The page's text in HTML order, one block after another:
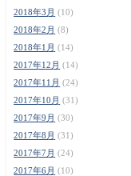
2018年3月 (10)
2018年2月 (8)
2018年1月 (14)
2017年12月 (14)
2017年11月 (24)
2017年10月 (31)
2017年9月 (30)
2017年8月 (31)
2017年7月 (24)
2017年6月 (10)